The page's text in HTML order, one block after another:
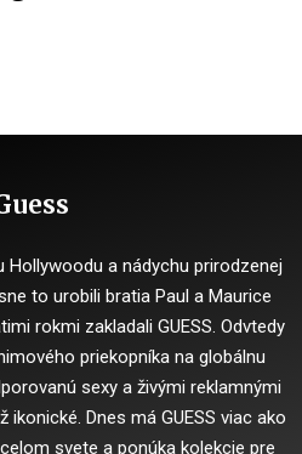
Hollywoodu a nádychu prirodzenej
to urobili bratia Paul a Maurice
rokmi zakladali GUESS. Odvtedy
priekopníka na globálnu
sexy a živými reklamnými
Dnes má GUESS viac ako
svete a ponúka kolekcie pre